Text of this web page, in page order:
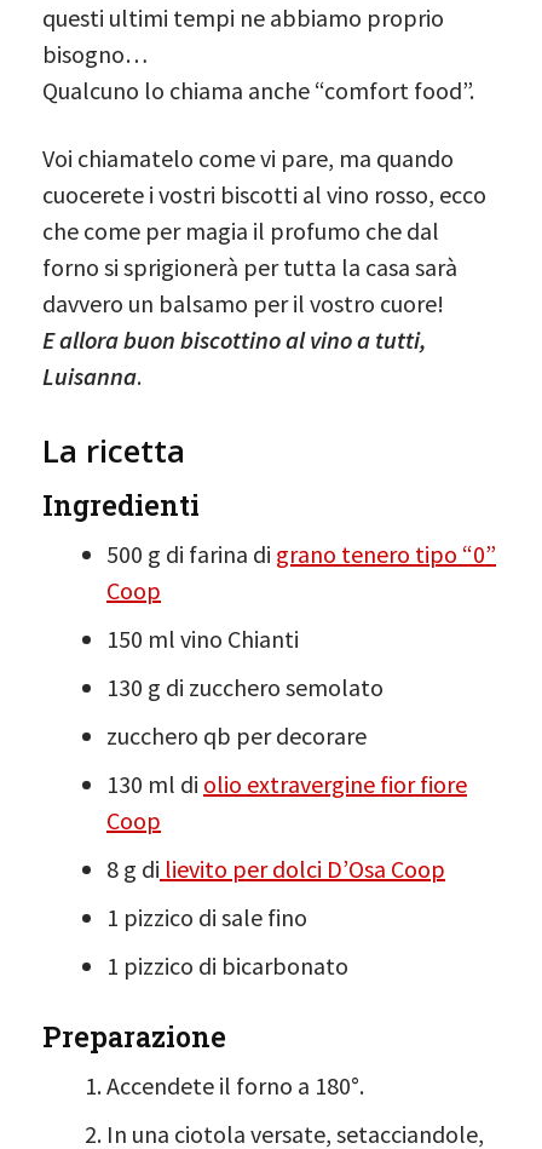
questi ultimi tempi ne abbiamo proprio
bisogno…
Qualcuno lo chiama anche “comfort food”.
Voi chiamatelo come vi pare, ma quando
cuocerete i vostri biscotti al vino rosso, ecco
che come per magia il profumo che dal
forno si sprigionerà per tutta la casa sarà
davvero un balsamo per il vostro cuore!
E allora buon biscottino al vino a tutti,
Luisanna.
La ricetta
Ingredienti
500 g di farina di grano tenero tipo “0”
Coop
150 ml vino Chianti
130 g di zucchero semolato
zucchero qb per decorare
130 ml di olio extravergine fior fiore
Coop
8 g di lievito per dolci D’Osa Coop
1 pizzico di sale fino
1 pizzico di bicarbonato
Preparazione
Accendete il forno a 180°.
In una ciotola versate, setacciandole,